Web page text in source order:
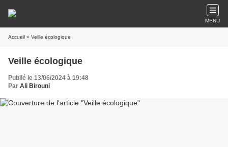
MENU
Accueil » Veille écologique
Veille écologique
Publié le 13/06/2024 à 19:48
Par Ali Birouni